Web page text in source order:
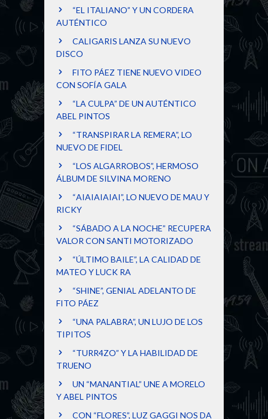
“EL ITALIANO” Y UN CORDERA
AUTÉNTICO
CALIGARIS LANZA SU NUEVO
DISCO
FITO PÁEZ TIENE NUEVO VIDEO
CON SOFÍA GALA
“LA CULPA” DE UN AUTÉNTICO
ABEL PINTOS
“TRANSPIRAR LA REMERA”, LO
NUEVO DE FIDEL
“LOS ALGARROBOS”, HERMOSO
ÁLBUM DE SILVINA MORENO
“AIAIAIAIAI”, LO NUEVO DE MAU Y
RICKY
“SÁBADO A LA NOCHE” RECUPERA
VALOR CON SANTI MOTORIZADO
“ÚLTIMO BAILE”, LA CALIDAD DE
MATEO Y LUCK RA
“SHINE”, GENIAL ADELANTO DE
FITO PÁEZ
“UNA PALABRA”, UN LUJO DE LOS
TIPITOS
“TURR4ZO” Y LA HABILIDAD DE
TRUENO
UN “MANANTIAL” UNE A MORELO
Y ABEL PINTOS
CON “FLORES”, LUZ GAGGI NOS DA